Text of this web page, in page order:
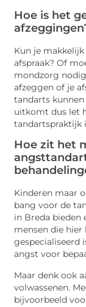
Hoe is het
Kun je
afspraak? Of
mondzorg
afzeggen of je
tandarts
uitkomt dus let
tandartspraktijk
Hoe zit het
Kinderen maar
bang voor de
in Breda bieden
mensen die hier
gespecialiseerd
angst voor
Maar denk ook
volwassenen.
bijvoorbeeld